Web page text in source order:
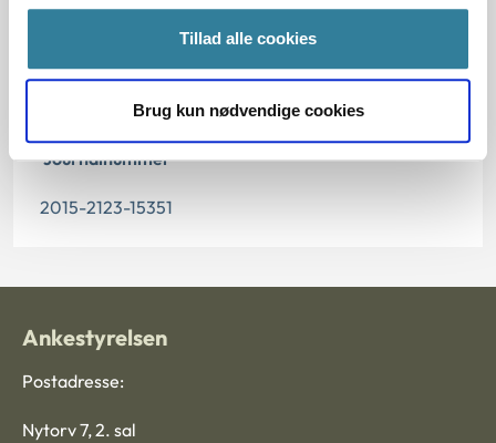
Tillad alle cookies
Brug kun nødvendige cookies
2019, da den er erstattet af principafgørelse 3-19.
§ 5 § 1a § 6 § 15a § 100
Journalnummer
2015-2123-15351
Ankestyrelsen
Postadresse:
Nytorv 7, 2. sal